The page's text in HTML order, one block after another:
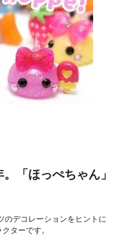
「ほっぺちゃん」
のデコレーションをヒントに
ターです。